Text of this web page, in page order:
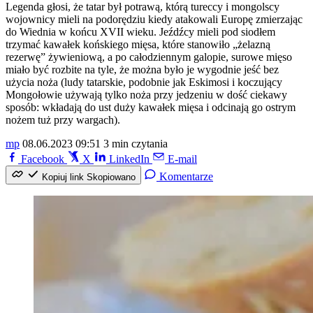
Legenda głosi, że tatar był potrawą, którą tureccy i mongolscy
wojownicy mieli na podorędziu kiedy atakowali Europę zmierzając
do Wiednia w końcu XVII wieku. Jeźdźcy mieli pod siodłem
trzymać kawałek końskiego mięsa, które stanowiło „żelazną
rezerwę” żywieniową, a po całodziennym galopie, surowe mięso
miało być rozbite na tyle, że można było je wygodnie jeść bez
użycia noża (ludy tatarskie, podobnie jak Eskimosi i koczujący
Mongołowie używają tylko noża przy jedzeniu w dość ciekawy
sposób: wkładają do ust duży kawałek mięsa i odcinają go ostrym
nożem tuż przy wargach).
mp 08.06.2023 09:51 3 min czytania
Facebook
X LinkedIn E-mail
Kopiuj link Skopiowano Komentarze